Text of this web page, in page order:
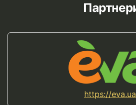
https://